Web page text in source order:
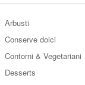
Arbusti
Conserve dolci
Contorni & Vegetariani
Desserts